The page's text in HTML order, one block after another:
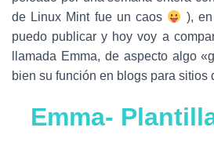
de Linux Mint fue un caos
),
puedo publicar y hoy voy a
llamada Emma, de aspecto algo
bien su función en blogs para sitios
Emma-